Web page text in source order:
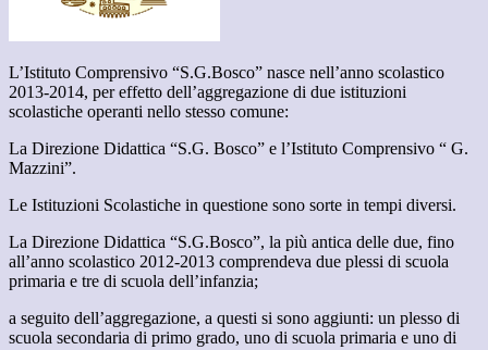
L’Istituto Comprensivo “S.G.Bosco” nasce nell’anno scolastico
2013-2014, per effetto dell’aggregazione di due istituzioni
scolastiche operanti nello stesso comune:
La Direzione Didattica “S.G. Bosco” e l’Istituto Comprensivo “ G.
Mazzini”.
Le Istituzioni Scolastiche in questione sono sorte in tempi diversi.
La Direzione Didattica “S.G.Bosco”, la più antica delle due, fino
all’anno scolastico 2012-2013 comprendeva due plessi di scuola
primaria e tre di scuola dell’infanzia;
a seguito dell’aggregazione, a questi si sono aggiunti: un plesso di
scuola secondaria di primo grado, uno di scuola primaria e uno di